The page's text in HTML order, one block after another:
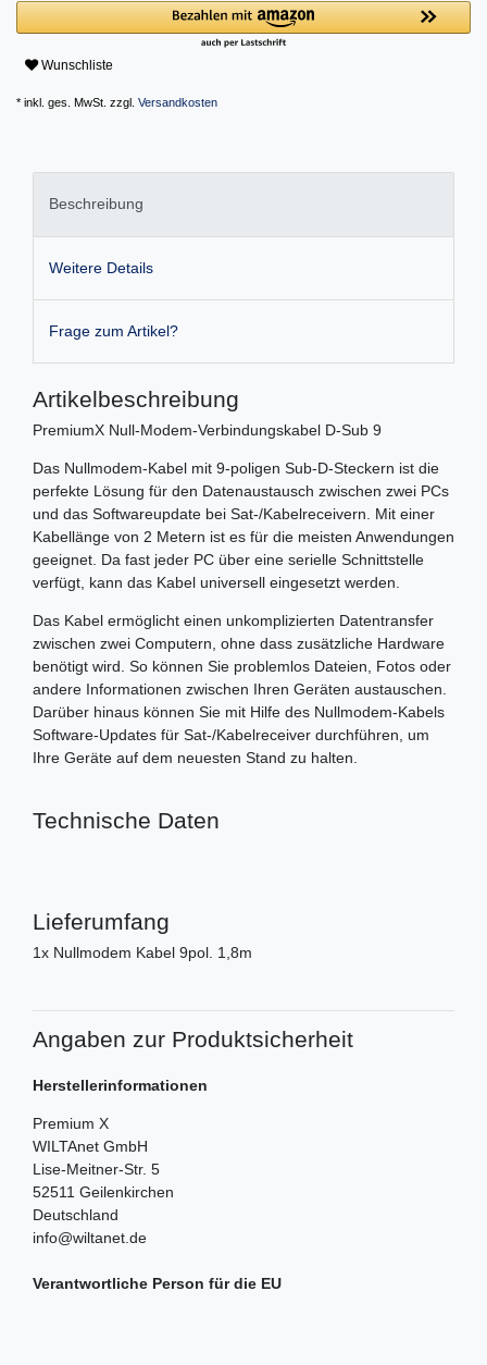
Wunschliste
* inkl. ges. MwSt. zzgl. Versandkosten
Beschreibung
Weitere Details
Frage zum Artikel?
Artikelbeschreibung
PremiumX Null-Modem-Verbindungskabel D-Sub 9
Das Nullmodem-Kabel mit 9-poligen Sub-D-Steckern ist die
perfekte Lösung für den Datenaustausch zwischen zwei PCs
und das Softwareupdate bei Sat-/Kabelreceivern. Mit einer
Kabellänge von 2 Metern ist es für die meisten Anwendungen
geeignet. Da fast jeder PC über eine serielle Schnittstelle
verfügt, kann das Kabel universell eingesetzt werden.
Das Kabel ermöglicht einen unkomplizierten Datentransfer
zwischen zwei Computern, ohne dass zusätzliche Hardware
benötigt wird. So können Sie problemlos Dateien, Fotos oder
andere Informationen zwischen Ihren Geräten austauschen.
Darüber hinaus können Sie mit Hilfe des Nullmodem-Kabels
Software-Updates für Sat-/Kabelreceiver durchführen, um
Ihre Geräte auf dem neuesten Stand zu halten.
Technische Daten
Lieferumfang
1x Nullmodem Kabel 9pol. 1,8m
Angaben zur Produktsicherheit
Herstellerinformationen
Premium X
WILTAnet GmbH
Lise-Meitner-Str. 5
52511 Geilenkirchen
Deutschland
info@wiltanet.de
Verantwortliche Person für die EU